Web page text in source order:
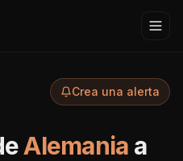
Crea una alerta
Alemania a